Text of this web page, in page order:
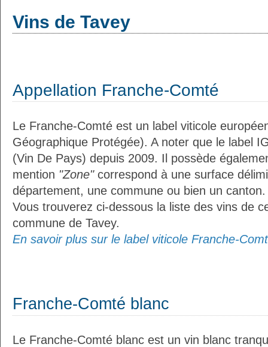
Vins de Tavey
Appellation Franche-Comté
Le Franche-Comté est un label viticole
Géographique Protégée). A noter que le label
(Vin De Pays) depuis 2009. Il possède
mention "Zone"correspond à une surface
département, une commune ou bien un canton.
Vous trouverez ci-dessous la liste des vins de
commune de Tavey.
En savoir plus sur le label viticole Franche-
Franche-Comté blanc
Le Franche-Comté blanc est un vin blanc